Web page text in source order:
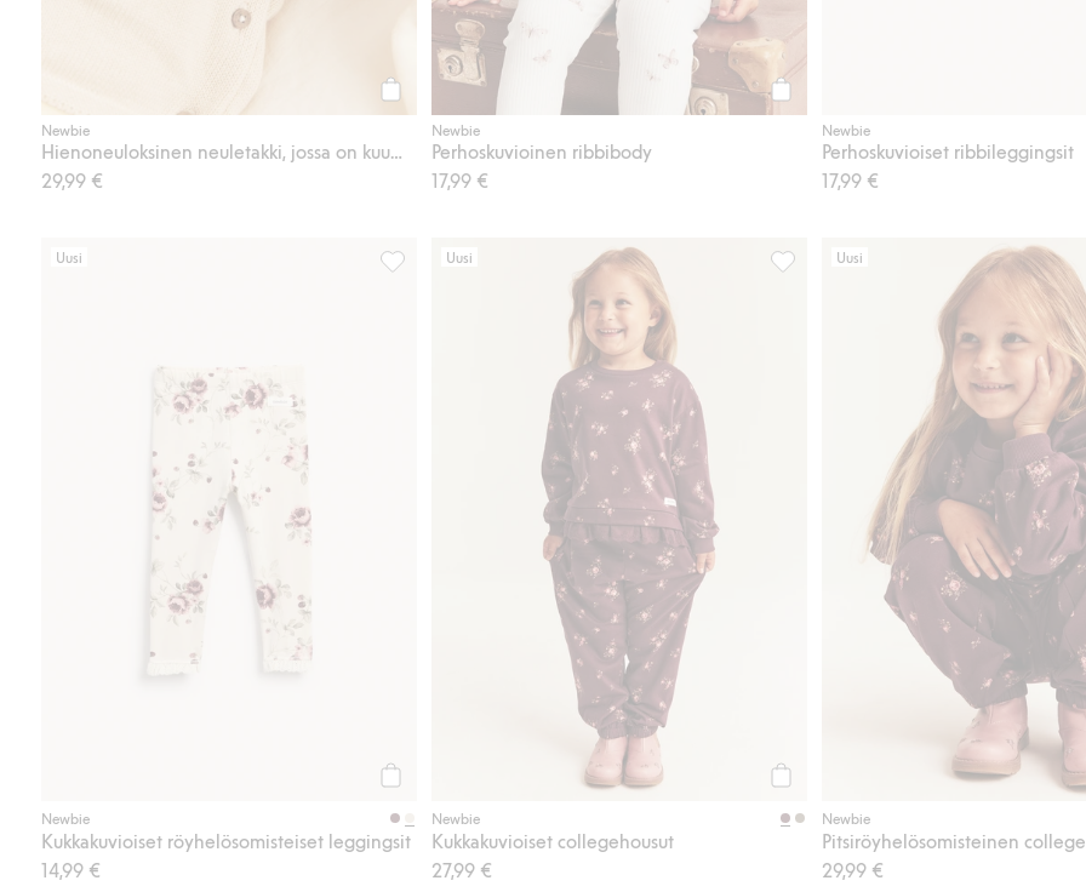
Osta
Newbie
Hienoneuloksinen neuletakki, jossa on kuumailmapallo
29,99 €
Osta
Newbie
Perhoskuvioinen ribbibody
17,99 €
Newbie
Perhoskuvioiset ribbileggingsit
17,99 €
Uusi
Newbie
Kukkakuvioiset röyhelösomisteiset leggingsit
14,99 €
Kukkakuvioiset röyhelösomisteiset leggingsit, Lisää suosikkeihin
Uusi
Newbie
Kukkakuvioiset collegehousut
27,99 €
Kukkakuvioiset collegehousut, Lisää
Uusi
Newbie
Pitsiröyhelösomisteinen
29,99 €